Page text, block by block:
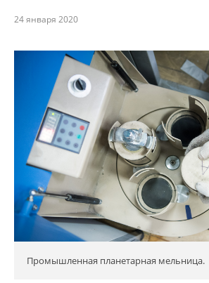
24 января 2020
Промышленная планетарная мельница.